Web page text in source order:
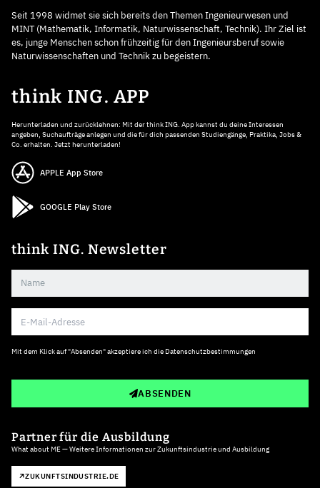
Seit 1998 widmet sie sich bereits den Themen Ingenieurwesen und
MINT (Mathematik, Informatik, Naturwissenschaft, Technik). Ihr Ziel ist
es, junge Menschen schon frühzeitig für den Ingenieursberuf sowie
Naturwissenschaften und Technik zu begeistern.
think ING. APP
Herunterladen und zurücklehnen: Mit der think ING. App kannst du deine Interessen
angeben, Suchaufträge anlegen und die für dich passenden Studiengänge, Praktika, Jobs &
Co. erhalten. Jetzt herunterladen!
APPLE App Store
GOOGLE Play Store
think ING. Newsletter
Mit dem Klick auf "Absenden" akzeptiere ich die Datenschutzbestimmungen
ABSENDEN
Partner für die Ausbildung
What about ME — Weitere Informationen zur Zukunftsindustrie und Ausbildung
ZUKUNFTSINDUSTRIE.DE